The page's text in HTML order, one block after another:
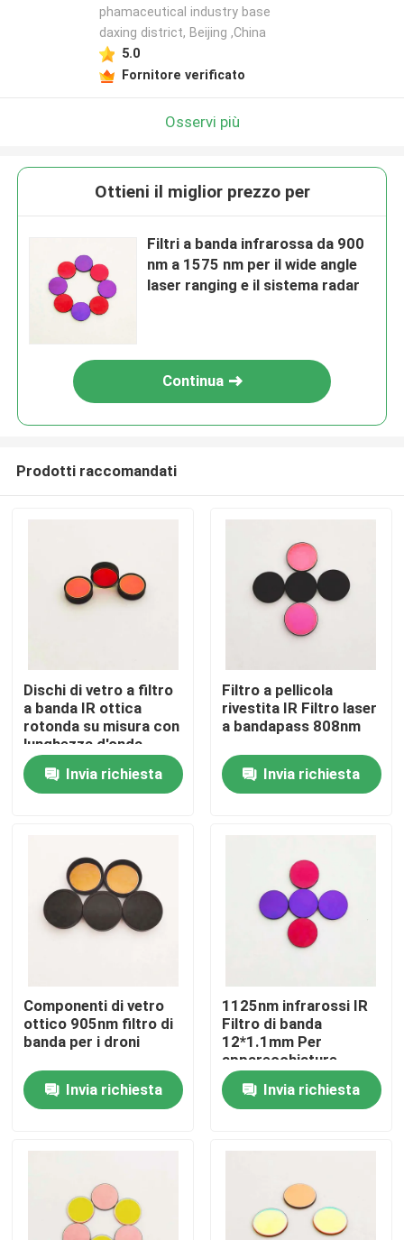
Casa
Prodotti
Chi siamo
Controllo di qualità
Filtro a banda fluorescente
phamaceutical industry base
daxing district, Beijing ,China
5.0
Fornitore verificato
Osservi più
Ottieni il miglior prezzo per
Filtri a banda infrarossa da 900
nm a 1575 nm per il wide angle
laser ranging e il sistema radar
Continua
Prodotti raccomandati
Dischi di vetro a filtro
a banda IR ottica
rotonda su misura con
lunghezza d'onda
centrale di 850 nm e
blocco OD5 200-1100
nm
Invia richiesta
Filtro a pellicola
rivestita IR Filtro laser
a bandapass 808nm
Invia richiesta
Componenti di vetro
ottico 905nm filtro di
banda per i droni
Invia richiesta
1125nm infrarossi IR
Filtro di banda
12*1.1mm Per
apparecchiature
ottiche
Invia richiesta